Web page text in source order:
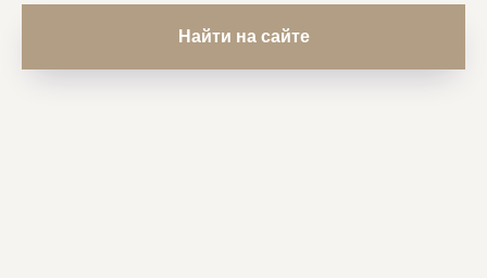
Найти на сайте